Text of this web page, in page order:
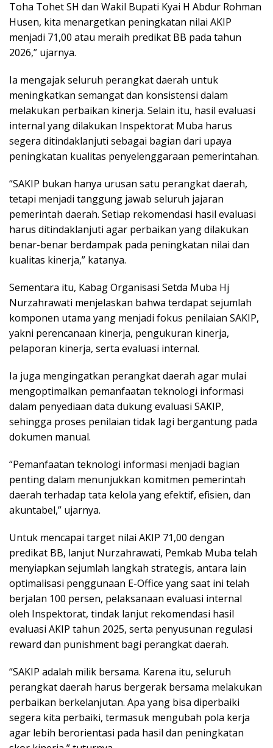
Toha Tohet SH dan Wakil Bupati Kyai H Abdur Rohman
Husen, kita menargetkan peningkatan nilai AKIP
menjadi 71,00 atau meraih predikat BB pada tahun
2026,” ujarnya.
Ia mengajak seluruh perangkat daerah untuk
meningkatkan semangat dan konsistensi dalam
melakukan perbaikan kinerja. Selain itu, hasil evaluasi
internal yang dilakukan Inspektorat Muba harus
segera ditindaklanjuti sebagai bagian dari upaya
peningkatan kualitas penyelenggaraan pemerintahan.
“SAKIP bukan hanya urusan satu perangkat daerah,
tetapi menjadi tanggung jawab seluruh jajaran
pemerintah daerah. Setiap rekomendasi hasil evaluasi
harus ditindaklanjuti agar perbaikan yang dilakukan
benar-benar berdampak pada peningkatan nilai dan
kualitas kinerja,” katanya.
Sementara itu, Kabag Organisasi Setda Muba Hj
Nurzahrawati menjelaskan bahwa terdapat sejumlah
komponen utama yang menjadi fokus penilaian SAKIP,
yakni perencanaan kinerja, pengukuran kinerja,
pelaporan kinerja, serta evaluasi internal.
Ia juga mengingatkan perangkat daerah agar mulai
mengoptimalkan pemanfaatan teknologi informasi
dalam penyediaan data dukung evaluasi SAKIP,
sehingga proses penilaian tidak lagi bergantung pada
dokumen manual.
“Pemanfaatan teknologi informasi menjadi bagian
penting dalam menunjukkan komitmen pemerintah
daerah terhadap tata kelola yang efektif, efisien, dan
akuntabel,” ujarnya.
Untuk mencapai target nilai AKIP 71,00 dengan
predikat BB, lanjut Nurzahrawati, Pemkab Muba telah
menyiapkan sejumlah langkah strategis, antara lain
optimalisasi penggunaan E-Office yang saat ini telah
berjalan 100 persen, pelaksanaan evaluasi internal
oleh Inspektorat, tindak lanjut rekomendasi hasil
evaluasi AKIP tahun 2025, serta penyusunan regulasi
reward dan punishment bagi perangkat daerah.
“SAKIP adalah milik bersama. Karena itu, seluruh
perangkat daerah harus bergerak bersama melakukan
perbaikan berkelanjutan. Apa yang bisa diperbaiki
segera kita perbaiki, termasuk mengubah pola kerja
agar lebih berorientasi pada hasil dan peningkatan